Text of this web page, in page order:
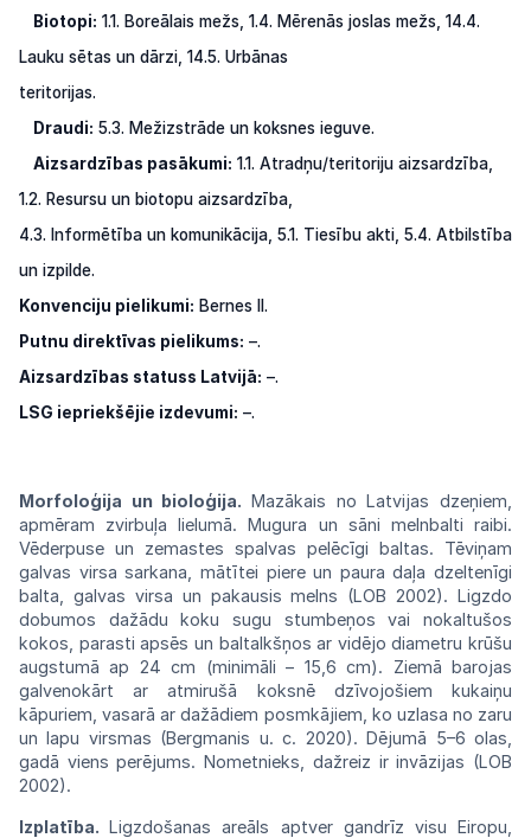
Biotopi: 1.1. Boreālais mežs, 1.4. Mērenās joslas mežs, 14.4.
Lauku sētas un dārzi, 14.5. Urbānas
teritorijas.
Draudi: 5.3. Mežizstrāde un koksnes ieguve.
Aizsardzības pasākumi: 1.1. Atradņu/teritoriju aizsardzība,
1.2. Resursu un biotopu aizsardzība,
4.3. Informētība un komunikācija, 5.1. Tiesību akti, 5.4. Atbilstība
un izpilde.
Konvenciju pielikumi: Bernes II.
Putnu direktīvas pielikums: –.
Aizsardzības statuss Latvijā: –.
LSG iepriekšējie izdevumi: –.
Morfoloģija un bioloģija. Mazākais no Latvijas dzeņiem,
apmēram zvirbuļa lielumā. Mugura un sāni melnbalti raibi.
Vēderpuse un zemastes spalvas pelēcīgi baltas. Tēviņam
galvas virsa sarkana, mātītei piere un paura daļa dzeltenīgi
balta, galvas virsa un pakausis melns (LOB 2002). Ligzdo
dobumos dažādu koku sugu stumbeņos vai nokaltušos
kokos, parasti apsēs un baltalkšņos ar vidējo diametru krūšu
augstumā ap 24 cm (minimāli – 15,6 cm). Ziemā barojas
galvenokārt ar atmirušā koksnē dzīvojošiem kukaiņu
kāpuriem, vasarā ar dažādiem posmkājiem, ko uzlasa no zaru
un lapu virsmas (Bergmanis u. c. 2020). Dējumā 5–6 olas,
gadā viens perējums. Nometnieks, dažreiz ir invāzijas (LOB
2002).
Izplatība.Ligzdošanas areāls aptver gandrīz visu Eiropu,